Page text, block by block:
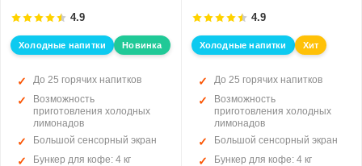
4.9
Холодные напитки Новинка
До 25 горячих напитков
Возможность
приготовления холодных
лимонадов
Большой сенсорный экран
Бункер для кофе: 4 кг
4.9
Холодные напитки Хит
До 25 горячих напитков
Возможность
приготовления холодных
лимонадов
Большой сенсорный экран
Бункер для кофе: 4 кг